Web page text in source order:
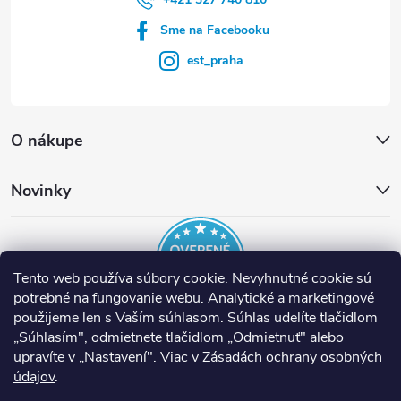
Tento web používa súbory cookie. Nevyhnutné cookie sú
potrebné na fungovanie webu. Analytické a marketingové
použijeme len s Vaším súhlasom. Súhlas udelíte tlačidlom
„Súhlasím", odmietnete tlačidlom „Odmietnuť" alebo
upravíte v „Nastavení". Viac vZásadách ochrany osobných
údajov.
O nákupe
Novinky
Sme na Facebooku
est_praha
EST Slovensko Inteligentné termostaty tado°
Nuki Smart Lock
Nástroje Runpotec